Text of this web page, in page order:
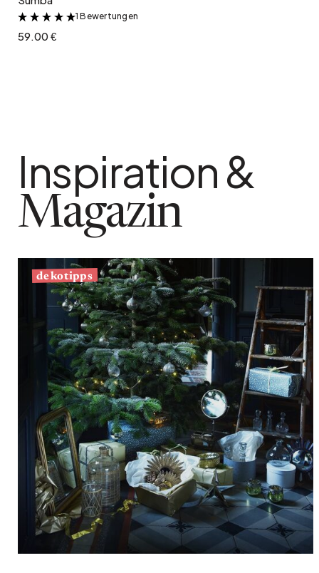
&
1 Bewertungen
59.00 €
Inspiration &
Magazin
dekotipps